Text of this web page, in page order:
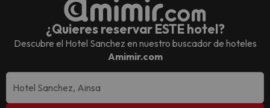
¿Quieres reservar ESTE hotel?
Descubre el Hotel Sanchez en nuestro buscador de hoteles
Amimir.com